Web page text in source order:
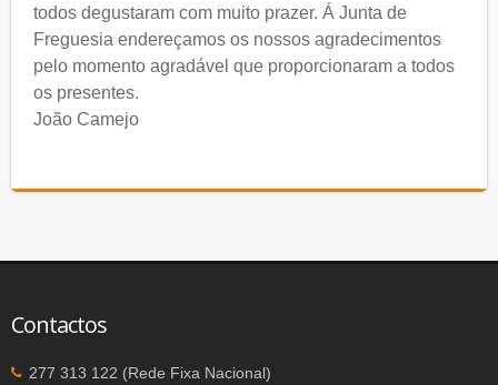
todos degustaram com muito prazer. Á Junta de
Freguesia endereçamos os nossos agradecimentos
pelo momento agradável que proporcionaram a todos
os presentes.
João Camejo
Contactos
277 313 122 (Rede Fixa Nacional)